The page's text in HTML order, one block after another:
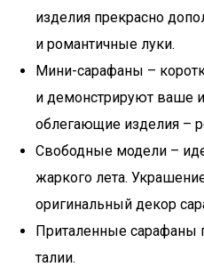
изделия прекрасно
и романтичные луки.
Мини-сарафаны –
и демонстрируют ваше
облегающие изделия –
Свободные модели –
жаркого лета.
оригинальный декор
Приталенные сарафаны
талии.